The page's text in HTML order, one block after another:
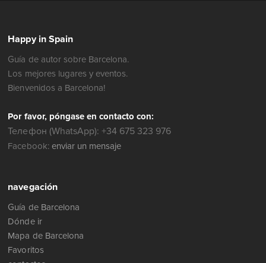
Happy in Spain
Guía de autor sobre Barcelona.
Los mejores lugares y eventos.
Bienvenidos a Barcelona!
Por favor, póngase en contacto con:
Телефон (WhatsApp): +34 675 323 976
Facebook: enviar un mensaje
navegación
Guía de Barcelona
Dónde ir
Mapa de Barcelona
Favoritos